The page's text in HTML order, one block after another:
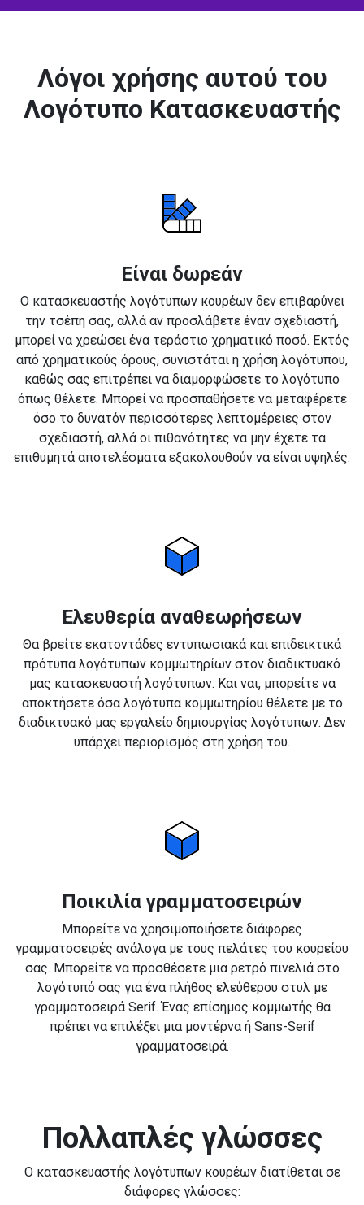
Λόγοι χρήσης αυτού του
Λογότυπο Κατασκευαστής
Είναι δωρεάν
Ο κατασκευαστής λογότυπων κουρέωνδεν επιβαρύνει
την τσέπη σας, αλλά αν προσλάβετε έναν σχεδιαστή,
μπορεί να χρεώσει ένα τεράστιο χρηματικό ποσό. Εκτός
από χρηματικούς όρους, συνιστάται η χρήση λογότυπου,
καθώς σας επιτρέπει να διαμορφώσετε το λογότυπο
όπως θέλετε. Μπορεί να προσπαθήσετε να μεταφέρετε
όσο το δυνατόν περισσότερες λεπτομέρειες στον
σχεδιαστή, αλλά οι πιθανότητες να μην έχετε τα
επιθυμητά αποτελέσματα εξακολουθούν να είναι υψηλές.
Ελευθερία αναθεωρήσεων
Θα βρείτε εκατοντάδες εντυπωσιακά και επιδεικτικά
πρότυπα λογότυπων κομμωτηρίων στον διαδικτυακό
μας κατασκευαστή λογότυπων. Και ναι, μπορείτε να
αποκτήσετε όσα λογότυπα κομμωτηρίου θέλετε με το
διαδικτυακό μας εργαλείο δημιουργίας λογότυπων. Δεν
υπάρχει περιορισμός στη χρήση του.
Ποικιλία γραμματοσειρών
Μπορείτε να χρησιμοποιήσετε διάφορες
γραμματοσειρές ανάλογα με τους πελάτες του κουρείου
σας. Μπορείτε να προσθέσετε μια ρετρό πινελιά στο
λογότυπό σας για ένα πλήθος ελεύθερου στυλ με
γραμματοσειρά Serif. Ένας επίσημος κομμωτής θα
πρέπει να επιλέξει μια μοντέρνα ή Sans-Serif
γραμματοσειρά.
Πολλαπλές γλώσσες
Ο κατασκευαστής λογότυπων κουρέων διατίθεται σε
διάφορες γλώσσες: